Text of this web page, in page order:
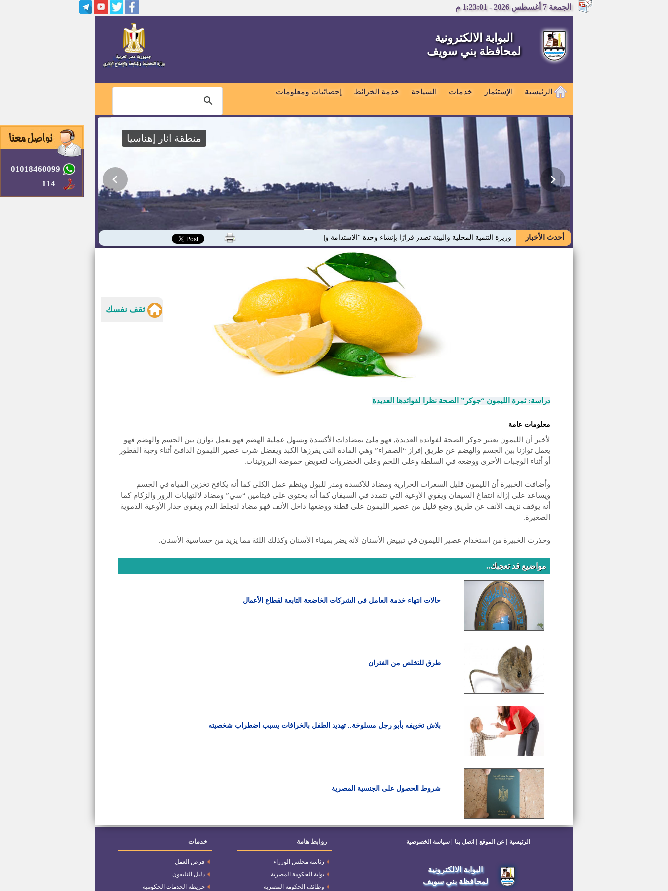
01018460099
114
الجمعة 7 أغسطس 2026 - 1:23:02 م
البوابة الالكترونية
لمحافظة بني سويف
الرئيسية الإستثمار خدمات السياحة خدمة الخرائط إحصائيات ومعلومات
منطقة اثار إهناسيا
أحدث الأخبار وزيرة التنمية المحلية والبيئة تصدر قرارًا بإنشاء وحدة "الاستدامة والمسئولية ال|
ثقف نفسك
دراسة: ثمرة الليمون “جوكر” الصحة نظرا لفوائدها العديدة
معلومات عامة
لأخير أن الليمون يعتبر جوكر الصحة لفوائده العديدة, فهو ملئ بمضادات الأكسدة ويسهل عملية الهضم فهو يعمل توازن بين الجسم والهضم فهو
يعمل توازنا بين الجسم والهضم عن طريق إفراز “الصفراء” وهي المادة التى يفرزها الكبد ويفضل شرب عصير الليمون الدافئ أثناء وجبة الفطور
أو أثناء الوجبات الأخرى ووضعه في السلطة وعلى اللحم وعلى الخضروات لتعويض حموضة البروتينات.
وأضافت الخبيرة أن الليمون قليل السعرات الحرارية ومضاد للأكسدة ومدر للبول وينظم عمل الكلى كما أنه يكافح تخزين المياه في الجسم
ويساعد على إزالة انتفاخ السيقان ويقوي الأوعية التي تتمدد في السيقان كما أنه يحتوى على فيتامين “سي” ومضاد لالتهابات الزور والزكام كما
أنه يوقف نزيف الأنف عن طريق وضع قليل من عصير الليمون على قطنة ووضعها داخل الأنف فهو مضاد لتجلط الدم ويقوى جدار الأوعية الدموية
الصغيرة.
وحذرت الخبيرة من استخدام عصير الليمون في تبييض الأسنان لأنه يضر بميناء الأسنان وكذلك اللثة مما يزيد من حساسية الأسنان.
مواضيع قد تعجبك..
حالات انتهاء خدمة العامل فى الشركات الخاضعة التابعة لقطاع الأعمال
طرق للتخلص من الفئران
بلاش تخويفه بأبو رجل مسلوخة.. تهديد الطفل بالخرافات يسبب اضطراب شخصيته
شروط الحصول على الجنسية المصرية
الرئيسية عن الموقع اتصل بنا سياسة الخصوصية
البوابة الالكترونية
لمحافظة بني سويف
روابط هامة
رئاسة مجلس الوزراء
بوابة الحكومة المصرية
وظائف الحكومة المصرية
خدمات
فرص العمل
دليل التليفون
خريطة الخدمات الحكومية